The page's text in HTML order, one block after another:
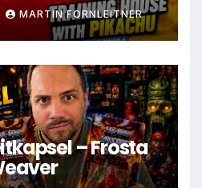
MARTIN FORNLEITNER
– Frosta